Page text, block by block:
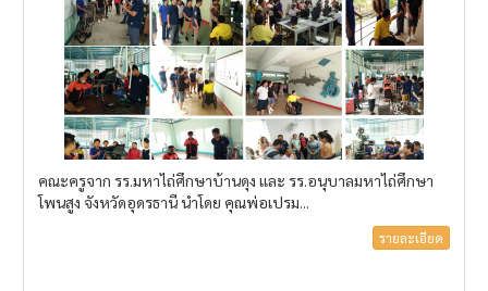
คณะครูจาก รร.มหาไถ่ศึกษาบ้านดุง และ รร.อนุบาลมหาไถ่ศึกษา
โพนสูง จังหวัดอุดรธานี นำโดย คุณพ่อเปรม...
รายละเอียด